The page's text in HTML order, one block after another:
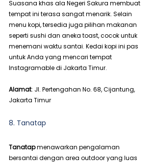
Suasana khas ala Negeri Sakura membuat
tempat ini terasa sangat menarik. Selain
menu kopi, tersedia juga pilihan makanan
seperti sushi dan aneka toast, cocok untuk
menemani waktu santai. Kedai kopi ini pas
untuk Anda yang mencari tempat
Instagramable di Jakarta Timur.
Alamat: Jl. Pertengahan No. 68, Cijantung,
Jakarta Timur
8. Tanatap
Tanatap menawarkan pengalaman
bersantai dengan area outdoor yang luas